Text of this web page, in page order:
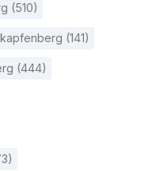
(510)
(141)
(444)